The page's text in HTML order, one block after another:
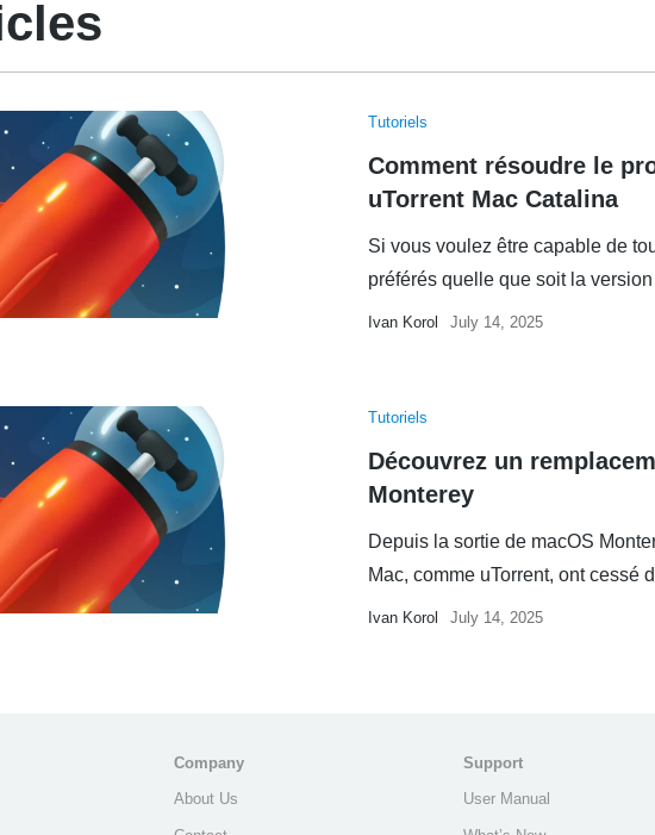
Tutoriels
Comment résoudre le
uTorrent Mac Catalina
Si vous voulez être capable de
préférés quelle que soit la
Ivan Korol July 14, 2025
Tutoriels
Découvrez un
Monterey
Depuis la sortie de macOS
Mac, comme uTorrent, ont cessé
Ivan Korol July 14, 2025
Company
About Us
Support
User Manual